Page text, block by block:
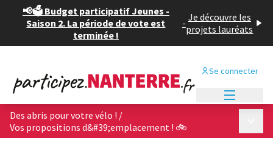
📢🗳️ Budget participatif Jeunes -
Saison 2. La période de vote est
terminée !
- Je découvre les
projets lauréats
Se connecter
Des abris pour votre vélo ! /
Vos propositions d&#39;emplacement ! 🚲